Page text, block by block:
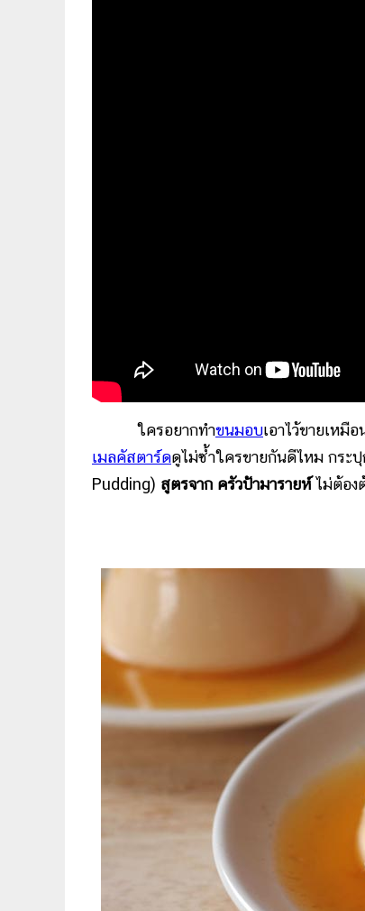
ใครอยากทำขนมอบเอาไว้ขายเหมื
เมลคัสตาร์ดดูไม่ซ้ำใครขายกันดีไหม กระ
Pudding) สูตรจาก ครัวป้ามารายห์ไม่ต้อง